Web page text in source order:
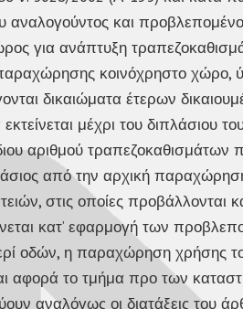
και
για ανάπτυξη
κοινόχρηστο χώρο,
δικαιώματα έτερων
μέχρι του διπλάσιου
αριθμού
από την αρχική
στις οποίες προβάλλονται
κατ’ εφαρμογή των
οδών, η παραχώρηση χρήσης
αφορά το τμήμα προ των
αναλόγως οι διατάξεις του